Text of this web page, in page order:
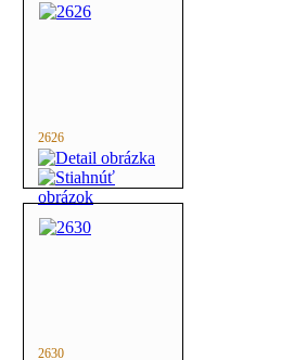
2626
2630